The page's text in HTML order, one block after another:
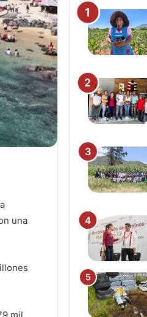
una